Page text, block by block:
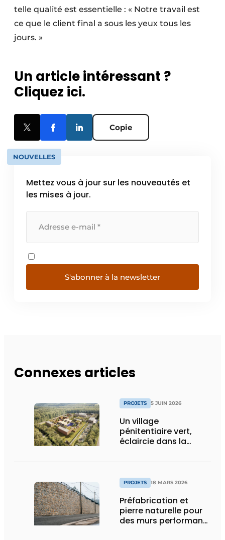
telle qualité est essentielle : « Notre travail est
ce que le client final a sous les yeux tous les
jours. »
Un article intéressant ?
Cliquez ici.
Copie
NOUVELLES
Mettez vous à jour sur les nouveautés et
les mises à jour.
S'abonner à la newsletter
Connexes articles
PROJETS 5 JUIN 2026
Un village
pénitentiaire vert,
éclaircie dans la
PROJETS 18 MARS 2026
Préfabrication et
pierre naturelle pour
des murs performants